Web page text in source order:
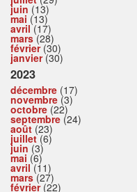
juin (13)
mai (13)
avril(17)
mars(28)
février(30)
janvier(30)
2023
décembre (17)
novembre (3)
octobre (22)
septembre (24)
août (23)
juillet(6)
juin (3)
mai (6)
avril(11)
mars(27)
février(22)